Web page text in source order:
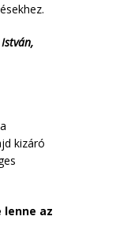
kizáró
az